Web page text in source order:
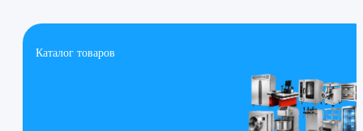
Каталог товаров